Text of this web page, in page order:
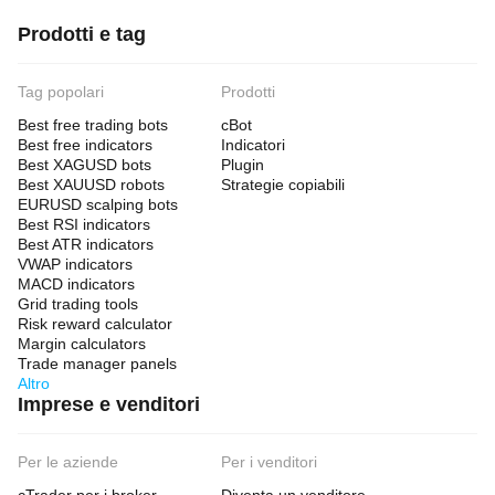
Prodotti e tag
Tag popolari
Best free trading bots
Best free indicators
Best XAGUSD bots
Best XAUUSD robots
EURUSD scalping bots
Best RSI indicators
Best ATR indicators
VWAP indicators
MACD indicators
Grid trading tools
Risk reward calculator
Margin calculators
Trade manager panels
Altro
Prodotti
cBot
Indicatori
Plugin
Strategie copiabili
Imprese e venditori
Per le aziende
Per i venditori